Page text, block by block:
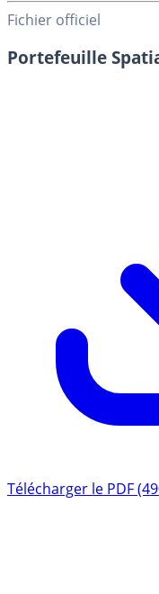
Fichier officiel
Portefeuille
Télécharger le PDF